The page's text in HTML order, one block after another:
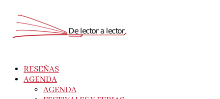
RESEÑAS
AGENDA
AGENDA